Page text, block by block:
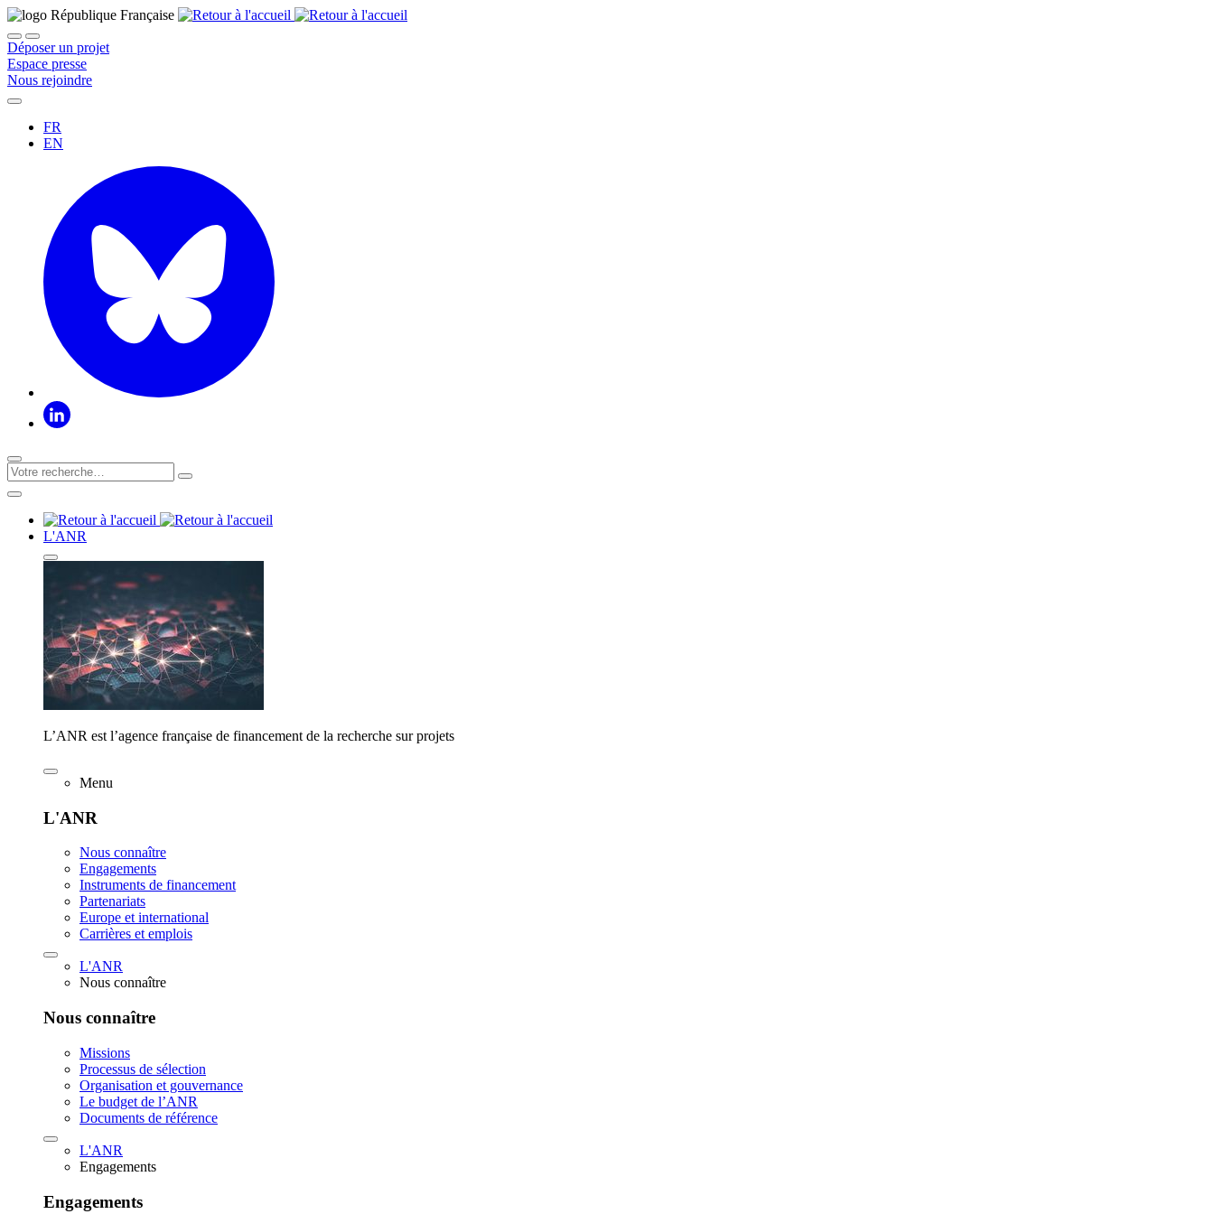
Déposer un projet
Espace presse
Nous rejoindre
FR
EN
L'ANR
L’ANR est l’agence française de financement de la recherche sur projets
Menu
L'ANR
Nous connaître
Engagements
Instruments de financement
Partenariats
Europe et international
Carrières et emplois
L'ANR
Nous connaître
Nous connaître
Missions
Processus de sélection
Organisation et gouvernance
Le budget de l’ANR
Documents de référence
L'ANR
Engagements
Engagements